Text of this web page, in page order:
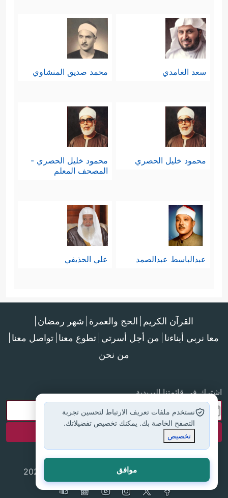
سعد الغامدي محمد صديق المنشاوي
محمود خليل الحصري
محمود خليل الحصري -
المصحف المعلم
عبدالباسط عبدالصمد علي الحذيفي
القرآن الكريم الحج والعمرة شهر رمضان
معا نربي أبناءنا من أجل أسرتي تطوع معنا تواصل معنا
من نحن
اشترك في قائمتنا البريدية
جميع الحقوق محفوظة لموقع إسلام أون لاين © 2025
نستخدم ملفات تعريف الارتباط لتحسين تجربة
التصفح الخاصة بك. يمكنك تخصيص تفضيلاتك.
تخصيص
موافق